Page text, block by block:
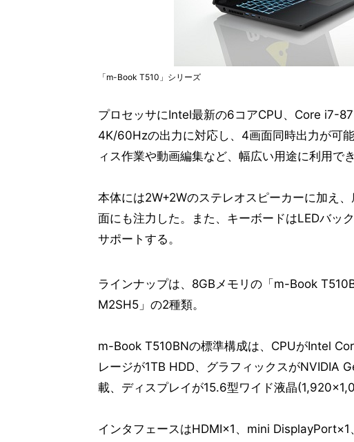
「m-Book T510」シリーズ
プロセッサにIntel最新の6コアCPU、Core i7-
4K/60Hzの出力に対応し、4画面同時出力が可
ィス作業や動画編集など、幅広い用途に利用で
本体には2W+2Wのステレオスピーカーに加え
面にも注力した。また、キーボードはLEDバッ
サポートする。
ラインナップは、8GBメモリの「m-Book
M2SH5」の2種類。
m-Book T510BNの標準構成は、CPUがIntel
レージが1TB HDD、グラフィックスがNVIDIA
載、ディスプレイが15.6型ワイド液晶
インタフェースはHDMI×1、mini